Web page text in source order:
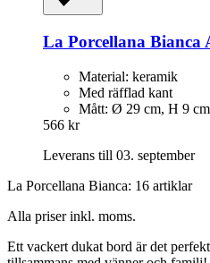
La Porcellana Bianca
Material: keramik
Med räfflad kant
Mått: Ø 29 cm, H 9 cm
566 kr
Leverans till 03. september
La Porcellana Bianca: 16 artiklar
Alla priser inkl. moms.
Ett vackert dukat bord är det